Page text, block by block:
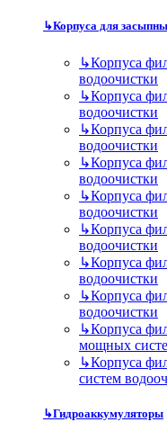
↳Корпуса для
↳Корпуса
водоочистки
↳Корпуса
водоочистки
↳Корпуса
водоочистки
↳Корпуса
водоочистки
↳Корпуса
водоочистки
↳Корпуса
водоочистки
↳Корпуса
водоочистки
↳Корпуса
водоочистки
↳Корпуса
мощных
↳Корпуса
систем
↳Гидроаккумуляторы